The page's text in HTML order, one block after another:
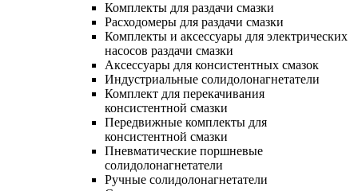
Комплекты для раздачи смазки
Расходомеры для раздачи смазки
Комплекты и аксессуары для электрических
насосов раздачи смазки
Аксессуары для консистентных смазок
Индустриальные солидолонагнетатели
Комплект для перекачивания
консистентной смазки
Передвижные комплекты для
консистентной смазки
Пневматические поршневые
солидолонагнетатели
Ручные солидолонагнетатели